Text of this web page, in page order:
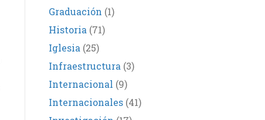
Graduación (1)
Historia (71)
Iglesia (25)
Infraestructura (3)
Internacional (9)
Internacionales(41)